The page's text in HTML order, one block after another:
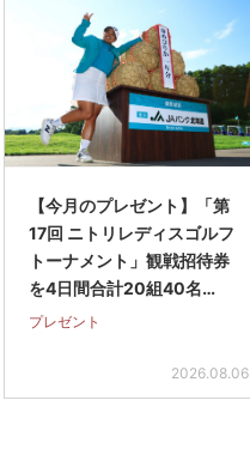
【今月のプレゼント】「第
17回 ニトリレディスゴルフ
トーナメント」観戦招待券
を4日間合計20組40名…
プレゼント
2026.08.06